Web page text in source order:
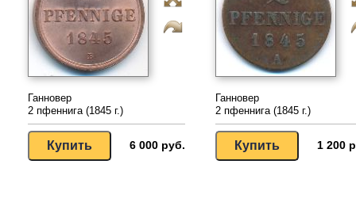
Ганновер
2 пфеннига (1845 г.)
6 000 руб.
Ганновер
2 пфеннига (1845 г.)
1 200